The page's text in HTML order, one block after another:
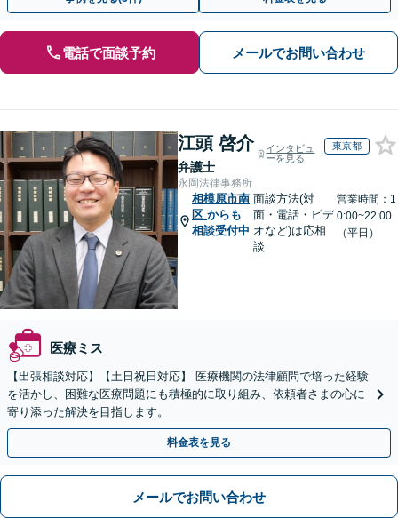
電話で面談予約 メールでお問い合わせ
江頭 啓介
弁護士
インタビュ
ーを見る
東京都
永岡法律事務所
相模原市南
区 からも
相談受付中
面談方法(対
面・電話・ビデ
オなど)は応相
談
営業時間：1
0:00~22:00
（平日）
医療ミス
【出張相談対応】【土日祝日対応】 医療機関の法律顧問で培った経験
を活かし、困難な医療問題にも積極的に取り組み、依頼者さまの心に
寄り添った解決を目指します。
料金表を見る
メールでお問い合わせ